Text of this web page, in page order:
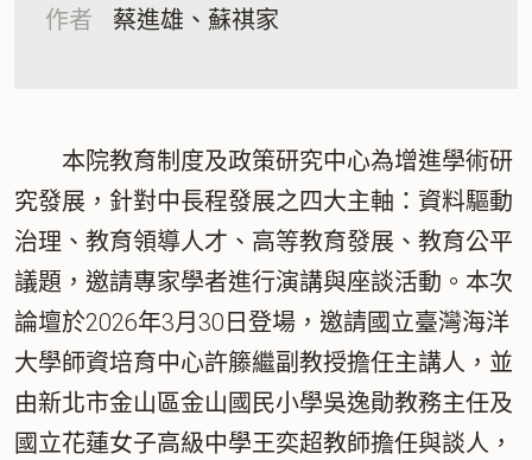
作者
蔡進雄、蘇祺家
本院教育制度及政策研究中心為增進學術研
究發展，針對中長程發展之四大主軸：資料驅動
治理、教育領導人才、高等教育發展、教育公平
議題，邀請專家學者進行演講與座談活動。本次
論壇於2026年3月30日登場，邀請國立臺灣海洋
大學師資培育中心許籐繼副教授擔任主講人，並
由新北市金山區金山國民小學吳逸勛教務主任及
國立花蓮女子高級中學王奕超教師擔任與談人，